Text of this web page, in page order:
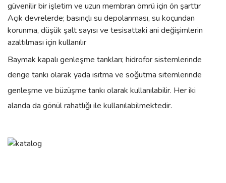
güvenilir bir işletim ve uzun membran ömrü için ön şarttır
Açık devrelerde; basınçlı su depolanması, su koçundan
korunma, düşük şalt sayısı ve tesisattaki ani değişimlerin
azaltılması için kullanılır
Baymak kapalı genleşme tankları; hidrofor sistemlerinde
denge tankı olarak yada ısıtma ve soğutma sitemlerinde
genleşme ve büzüşme tankı olarak kullanılabilir. Her iki
alanda da gönül rahatlığı ile kullanılabilmektedir.